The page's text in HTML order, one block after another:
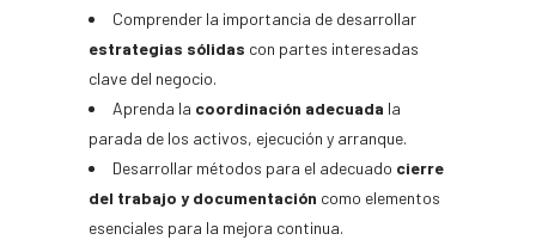
Comprender la importancia de desarrollar
estrategias sólidas con partes interesadas
clave del negocio.
Aprenda la coordinación adecuada la
parada de los activos, ejecución y arranque.
Desarrollar métodos para el adecuado cierre
del trabajo y documentación como elementos
esenciales para la mejora continua.